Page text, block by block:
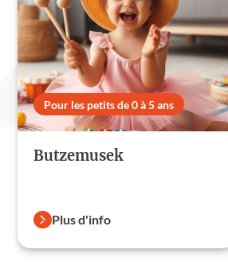
Pour les petits de 0 à 5 ans
Butzemusek
Plus d'info